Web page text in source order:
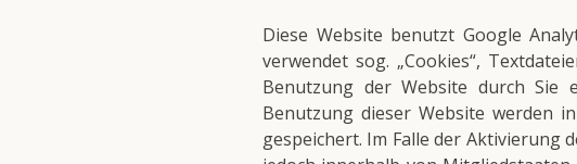
Diese Website benutzt Google
verwendet sog. „Cookies“,
Benutzung der Website durch Sie
Benutzung dieser Website werden
gespeichert. Im Falle der Aktivierung